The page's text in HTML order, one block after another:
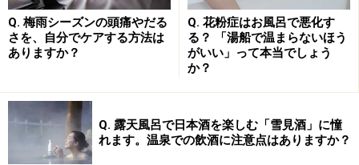
われています。
薬用酒として重宝されてきた梅酒。このような良い成分
を含んでいるので、夜に飲んで寝れば、1日の疲労回復
効果もたしかに期待できそうです。ただし、いくら体に
良いからといって、「量が増えれば質が変わる」ので注
意。 1日にコップ1杯程度を目安としましょう。
Q. 梅雨シーズンの頭痛やだる
さを、自分でケアする方法は
ありますか？
Q. 花粉症はお風呂で悪化す
る？ 「湯船で温まらないほう
がいい」って本当でしょう
か？
Q. 露天風呂で日本酒を楽しむ「雪見酒」に憧
れます。温泉での飲酒に注意点はありますか？